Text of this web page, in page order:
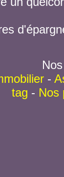
-
tag - Nos